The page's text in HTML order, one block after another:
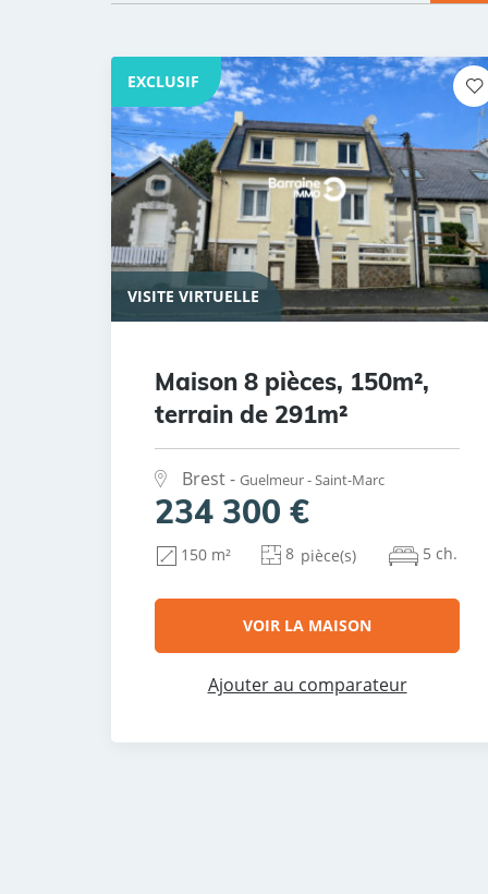
EXCLUSIF
VISITE VIRTUELLE
Maison 8 pièces, 150m²,
terrain de 291m²
Brest -Guelmeur - Saint-Marc
234 300 €
150 m² 8 pièce(s) 5 ch.
VOIR LA MAISON
Ajouter au comparateur